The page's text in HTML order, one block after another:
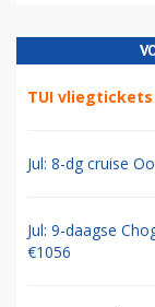
TUI vliegtickets
Jul: 8-dg cruise
Jul: 9-daagse
€1056